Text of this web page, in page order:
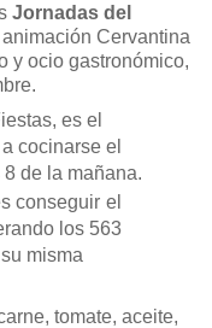
Jornadas del
Cervantina
y ocio gastronómico,
es el
cocinarse el
de la mañana.
conseguir el
los 563
misma
tomate, aceite,